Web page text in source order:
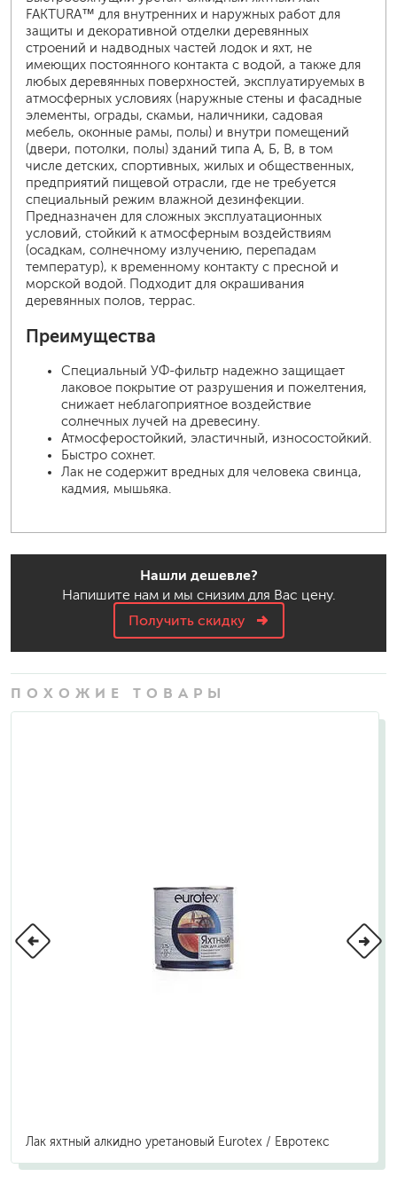
FAKTURA™ для внутренних и наружных работ для
защиты и декоративной отделки деревянных
строений и надводных частей лодок и яхт, не
имеющих постоянного контакта с водой, а также для
любых деревянных поверхностей, эксплуатируемых в
атмосферных условиях (наружные стены и фасадные
элементы, ограды, скамьи, наличники, садовая
мебель, оконные рамы, полы) и внутри помещений
(двери, потолки, полы) зданий типа А, Б, В, в том
числе детских, спортивных, жилых и общественных,
предприятий пищевой отрасли, где не требуется
специальный режим влажной дезинфекции.
Предназначен для сложных эксплуатационных
условий, стойкий к атмосферным воздействиям
(осадкам, солнечному излучению, перепадам
температур), к временному контакту с пресной и
морской водой. Подходит для окрашивания
деревянных полов, террас.
Преимущества
Специальный УФ-фильтр надежно защищает
лаковое покрытие от разрушения и пожелтения,
снижает неблагоприятное воздействие
солнечных лучей на древесину.
Атмосферостойкий, эластичный, износостойкий.
Быстро сохнет.
Лак не содержит вредных для человека свинца,
кадмия, мышьяка.
Нашли дешевле?
Напишите нам и мы снизим для Вас цену.
Получить скидку
ПОХОЖИЕ ТОВАРЫ
Лак яхтный алкидно уретановый Eurotex / Евротекс